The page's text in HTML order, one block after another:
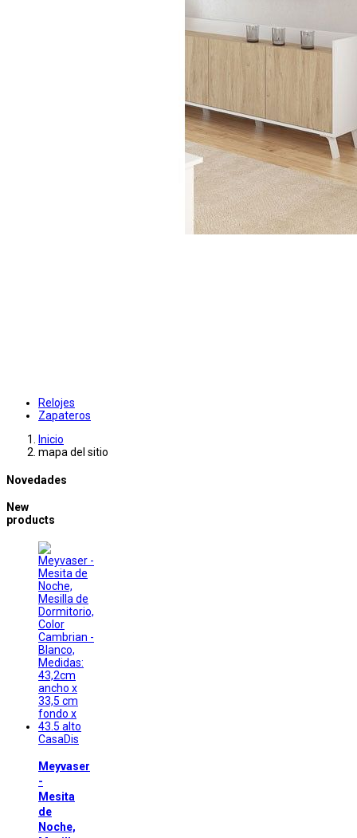
Relojes
Zapateros
Inicio
mapa del sitio
Novedades
New
products
CasaDis
Meyvaser
-
Mesita
de
Noche,